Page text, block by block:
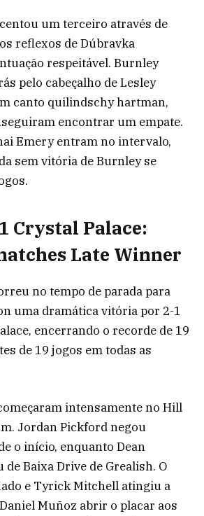
um terceiro através de
reflexos de Dúbravka
respeitável. Burnley
pelo cabeçalho de Lesley
canto quilindschy hartman,
encontrar um empate.
Emery entram no intervalo,
sem vitória de Burnley se
Crystal Palace:
Late Winner
no tempo de parada para
uma dramática vitória por 2-1
encerrando o recorde de 19
de 19 jogos em todas as
intensamente no Hill
Jordan Pickford negou
o início, enquanto Dean
Baixa Drive de Grealish. O
e Tyrick Mitchell atingiu a
Muñoz abrir o placar aos